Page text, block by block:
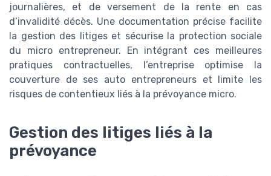
journalières, et de versement de la rente en cas
d’invalidité décès. Une documentation précise facilite
la gestion des litiges et sécurise la protection sociale
du micro entrepreneur. En intégrant ces meilleures
pratiques contractuelles, l’entreprise optimise la
couverture de ses auto entrepreneurs et limite les
risques de contentieux liés à la prévoyance micro.
Gestion des litiges liés à la
prévoyance